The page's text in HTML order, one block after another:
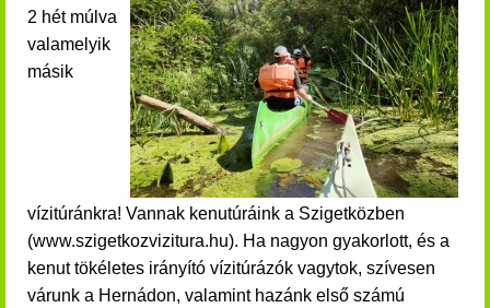
2 hét múlva
valamelyik
másik
vízitúránkra! Vannak kenutúráink a Szigetközben
(www.szigetkozvizitura.hu). Ha nagyon gyakorlott, és a
kenut tökéletes irányító vízitúrázók vagytok, szívesen
várunk a Hernádon, valamint hazánk első számú